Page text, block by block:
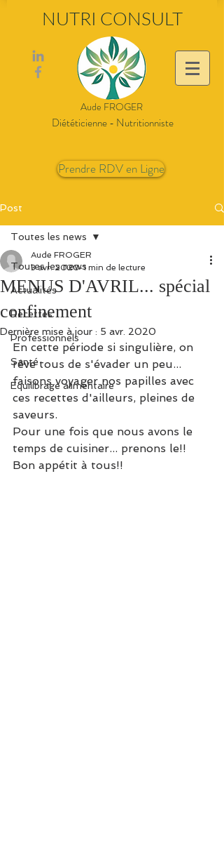
NUTRI CONSULT
Aude FROGER
Diététicienne - Nutritionniste
Prendre RDV en Ligne
Post
Toutes les news
Actualités
Recettes
Professionnels
Santé
Equilibrage alimentaire
Toutes les news
MENUS D'AVRIL... spécial
confinement
Aude FROGER
3 avr. 2020 1 min de lecture
Dernière mise à jour : 5 avr. 2020
En cette période si singulière, on
rêve tous de s'évader un peu...
faisons voyager nos papilles avec
ces recettes d'ailleurs, pleines de
saveurs.
Pour une fois que nous avons le
temps de cuisiner... prenons le!!
Bon appétit à tous!!